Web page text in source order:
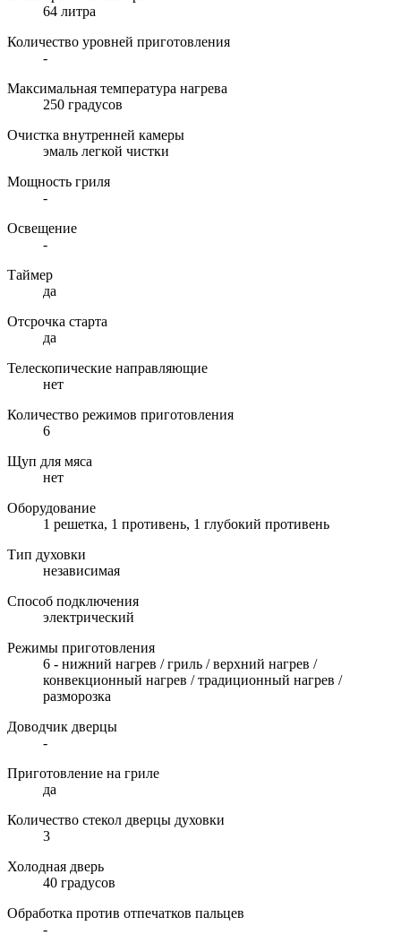
64 литра
Количество уровней приготовления
-
Максимальная температура нагрева
250 градусов
Очистка внутренней камеры
эмаль легкой чистки
Мощность гриля
-
Освещение
-
Таймер
да
Отсрочка старта
да
Телескопические направляющие
нет
Количество режимов приготовления
6
Щуп для мяса
нет
Оборудование
1 решетка, 1 противень, 1 глубокий противень
Тип духовки
независимая
Способ подключения
электрический
Режимы приготовления
6 - нижний нагрев / гриль / верхний нагрев /
конвекционный нагрев / традиционный нагрев /
разморозка
Доводчик дверцы
-
Приготовление на гриле
да
Количество стекол дверцы духовки
3
Холодная дверь
40 градусов
Обработка против отпечатков пальцев
-